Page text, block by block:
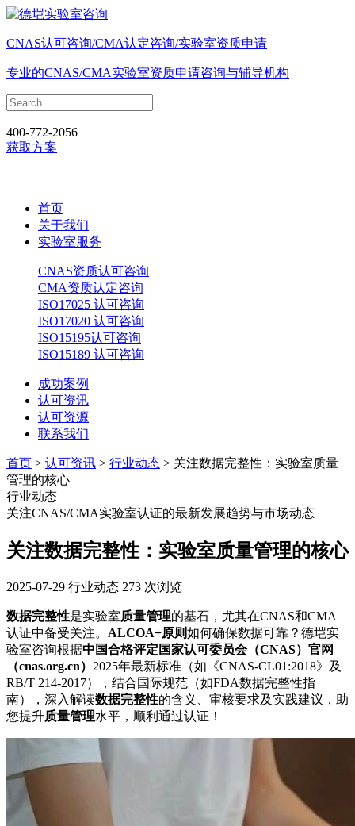
CNAS认可咨询/CMA认定咨询/实验室资质申请
专业的CNAS/CMA实验室资质申请咨询与辅导机构
400-772-2056
获取方案
首页
关于我们
实验室服务
CNAS资质认可咨询
CMA资质认定咨询
ISO17025 认可咨询
ISO17020 认可咨询
ISO15195认可咨询
ISO15189 认可咨询
成功案例
认可资讯
认可资源
联系我们
首页 > 认可资讯 > 行业动态 > 关注数据完整性：实验室质量
管理的核心
行业动态
关注CNAS/CMA实验室认证的最新发展趋势与市场动态
关注数据完整性：实验室质量管理的核心
2025-07-29 行业动态 273 次浏览
数据完整性是实验室质量管理的基石，尤其在CNAS和CMA
认证中备受关注。 ALCOA+原则如何确保数据可靠？德垲实
验室咨询根据中国合格评定国家认可委员会（CNAS）官网
（cnas.org.cn） 2025年最新标准（如《CNAS-CL01:2018》及
RB/T 214-2017），结合国际规范（如FDA数据完整性指
南），深入解读数据完整性的含义、审核要求及实践建议，助
您提升质量管理水平，顺利通过认证！